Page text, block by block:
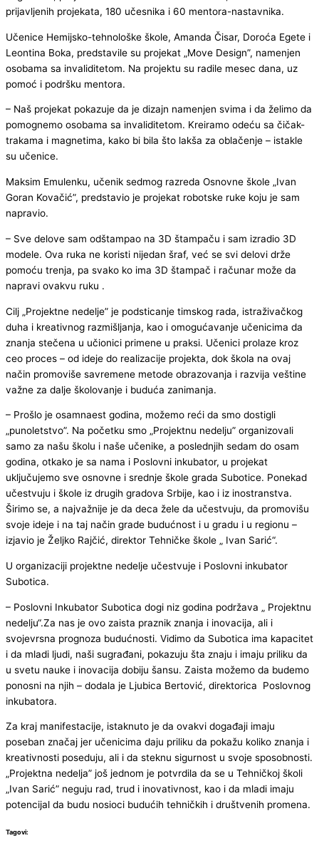
prijavljenih projekata, 180 učesnika i 60 mentora-nastavnika.
Učenice Hemijsko-tehnološke škole, Amanda Čisar, Doroća Egete i
Leontina Boka, predstavile su projekat „Move Design”, namenjen
osobama sa invaliditetom. Na projektu su radile mesec dana, uz
pomoć i podršku mentora.
– Naš projekat pokazuje da je dizajn namenjen svima i da želimo da
pomognemo osobama sa invaliditetom. Kreiramo odeću sa čičak-
trakama i magnetima, kako bi bila što lakša za oblačenje – istakle
su učenice.
Maksim Emulenku, učenik sedmog razreda Osnovne škole „Ivan
Goran Kovačić”, predstavio je projekat robotske ruke koju je sam
napravio.
– Sve delove sam odštampao na 3D štampaču i sam izradio 3D
modele. Ova ruka ne koristi nijedan šraf, već se svi delovi drže
pomoću trenja, pa svako ko ima 3D štampač i računar može da
napravi ovakvu ruku .
Cilj „Projektne nedelje” je podsticanje timskog rada, istraživačkog
duha i kreativnog razmišljanja, kao i omogućavanje učenicima da
znanja stečena u učionici primene u praksi. Učenici prolaze kroz
ceo proces – od ideje do realizacije projekta, dok škola na ovaj
način promoviše savremene metode obrazovanja i razvija veštine
važne za dalje školovanje i buduća zanimanja.
– Prošlo je osamnaest godina, možemo reći da smo dostigli
„punoletstvo”. Na početku smo „Projektnu nedelju” organizovali
samo za našu školu i naše učenike, a poslednjih sedam do osam
godina, otkako je sa nama i Poslovni inkubator, u projekat
uključujemo sve osnovne i srednje škole grada Subotice. Ponekad
učestvuju i škole iz drugih gradova Srbije, kao i iz inostranstva.
Širimo se, a najvažnije je da deca žele da učestvuju, da promovišu
svoje ideje i na taj način grade budućnost i u gradu i u regionu –
izjavio je Željko Rajčić, direktor Tehničke škole „ Ivan Sarić“.
U organizaciji projektne nedelje učestvuje i Poslovni inkubator
Subotica.
– Poslovni Inkubator Subotica dogi niz godina podržava „ Projektnu
nedelju“.Za nas je ovo zaista praznik znanja i inovacija, ali i
svojevrsna prognoza budućnosti. Vidimo da Subotica ima kapacitet
i da mladi ljudi, naši sugrađani, pokazuju šta znaju i imaju priliku da
u svetu nauke i inovacija dobiju šansu. Zaista možemo da budemo
ponosni na njih – dodala je Ljubica Bertović, direktorica Poslovnog
inkubatora.
Za kraj manifestacije, istaknuto je da ovakvi događaji imaju
poseban značaj jer učenicima daju priliku da pokažu koliko znanja i
kreativnosti poseduju, ali i da steknu sigurnost u svoje sposobnosti.
„Projektna nedelja” još jednom je potvrdila da se u Tehničkoj školi
„Ivan Sarić” neguju rad, trud i inovativnost, kao i da mladi imaju
potencijal da budu nosioci budućih tehničkih i društvenih promena.
Tagovi: